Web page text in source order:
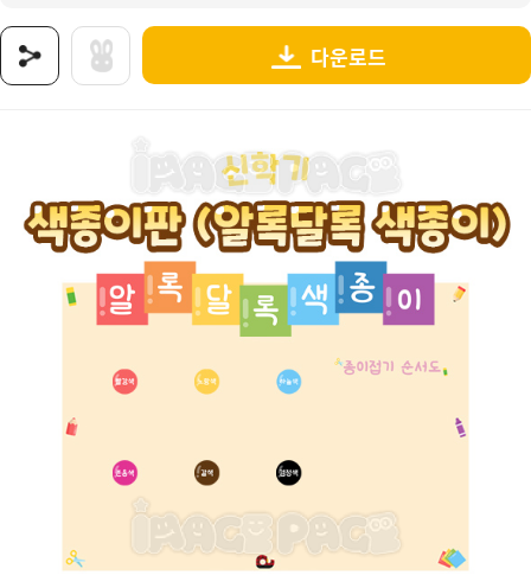
다운로드
태그 : 색종이판, 알록달록색종이판, 알록달록색종이, 새학기, 신학기, 어린이집, 유치원,
추가 설명 : 해당 상품에 대한 상세 정보는 이미지로 제공됩니다.